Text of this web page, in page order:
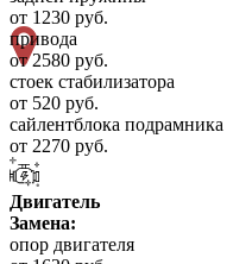
от 1230 руб.
привода
от 2580 руб.
стоек стабилизатора
от 520 руб.
сайлентблока подрамника
от 2270 руб.
Двигатель
Замена:
опор двигателя